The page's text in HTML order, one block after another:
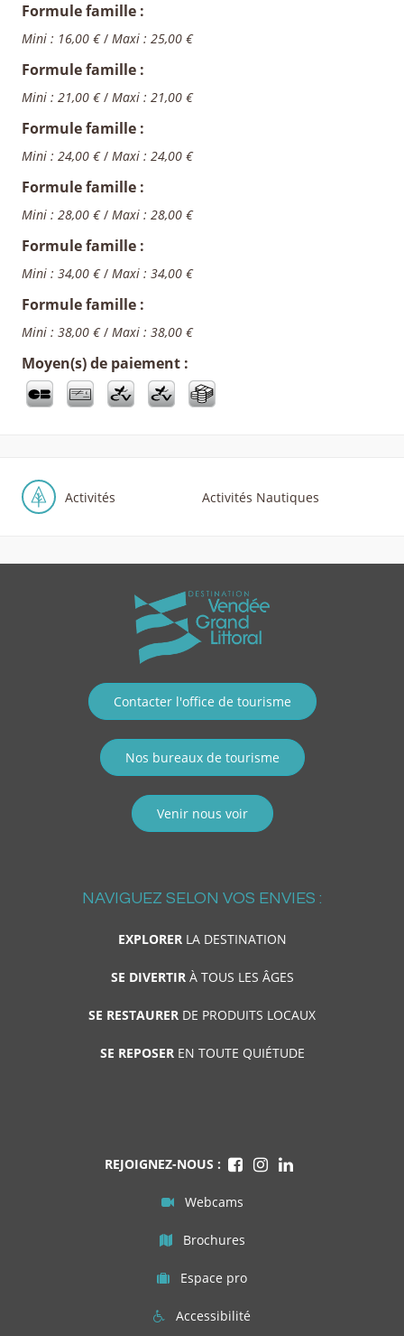
Formule famille :
Mini : 16,00 €/ Maxi : 25,00 €
Formule famille :
Mini : 21,00 €/ Maxi : 21,00 €
Formule famille :
Mini : 24,00 €/ Maxi : 24,00 €
Formule famille :
Mini : 28,00 €/ Maxi : 28,00 €
Formule famille :
Mini : 34,00 €/ Maxi : 34,00 €
Formule famille :
Mini : 38,00 €/ Maxi : 38,00 €
Moyen(s) de paiement :
Activités Activités Nautiques
Contacter l'office de tourisme
Nos bureaux de tourisme
Venir nous voir
NAVIGUEZ SELON VOS ENVIES :
EXPLORERLA DESTINATION
SE DIVERTIRÀ TOUS LES ÂGES
SE RESTAURER DE PRODUITS LOCAUX
SE REPOSEREN TOUTE QUIÉTUDE
REJOIGNEZ-NOUS :
Webcams
Brochures
Espace pro
Accessibilité